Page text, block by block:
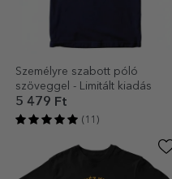
Személyre szabott póló
szöveggel - Limitált kiadás
5 479 Ft
(11)